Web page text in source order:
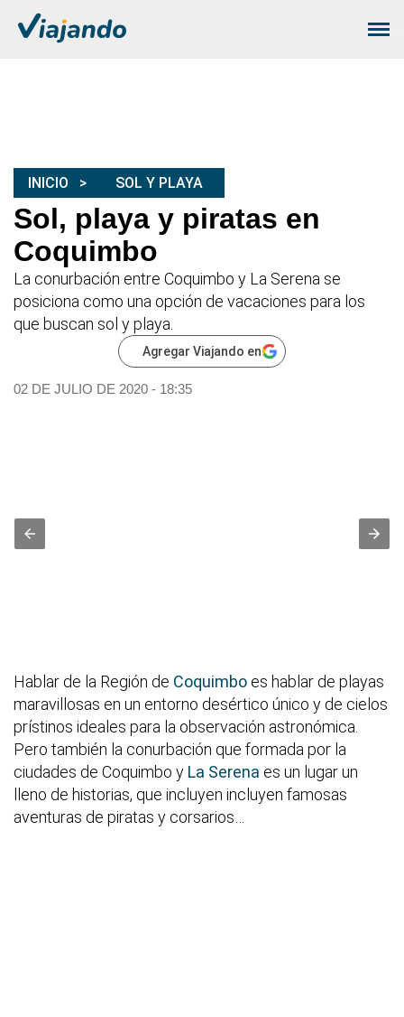
INICIO SOL Y PLAYA
Sol, playa y piratas en
Coquimbo
La conurbación entre Coquimbo y La Serena se
posiciona como una opción de vacaciones para los
que buscan sol y playa.
Agregar Viajando en
02 DE JULIO DE 2020 - 18:35
Hablar de la Región de Coquimbo es hablar de playas
maravillosas en un entorno desértico único y de cielos
prístinos ideales para la observación astronómica.
Pero también la conurbación que formada por la
ciudades de Coquimbo y La Serena es un lugar un
lleno de historias, que incluyen incluyen famosas
aventuras de piratas y corsarios…